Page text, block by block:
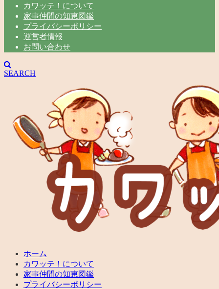
カワッテ！について
家事仲間の知恵図鑑
プライバシーポリシー
運営者情報
お問い合わせ
SEARCH
ホーム
カワッテ！について
家事仲間の知恵図鑑
プライバシーポリシー